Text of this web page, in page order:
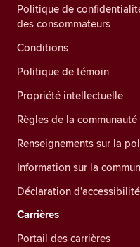
Politique de
des consommateurs
Conditions
Politique de témoin
Propriété intellectuelle
Règles de la communauté
Renseignements sur la
Information sur la
Déclaration d'accessibilité
Carrières
Portail des carrières